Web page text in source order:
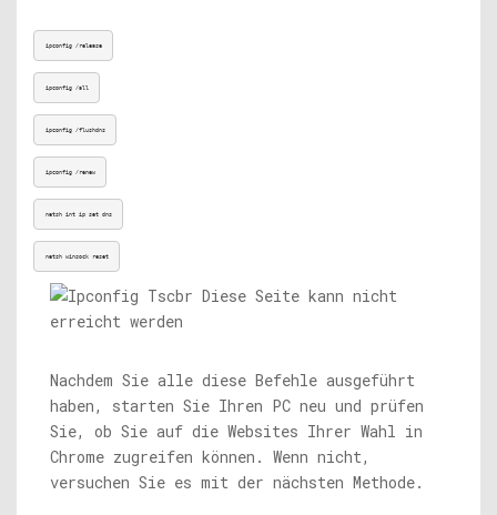
ipconfig /release
ipconfig /all
ipconfig /flushdns
ipconfig /renew
netsh int ip set dns
netsh winsock reset
Nachdem Sie alle diese Befehle ausgeführt
haben, starten Sie Ihren PC neu und prüfen
Sie, ob Sie auf die Websites Ihrer Wahl in
Chrome zugreifen können. Wenn nicht,
versuchen Sie es mit der nächsten Methode.